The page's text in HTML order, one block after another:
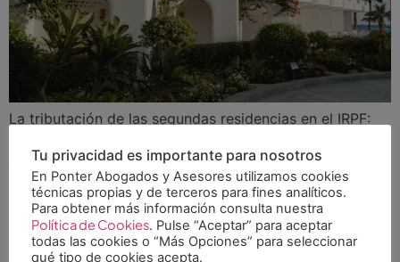
La tributación de las segundas residencias en el IRPF:
jurídico, la posesión de un inmueble genera
obligaciones fiscales para el propietario desde el mismo
momento de su adquisición, independientemente de si
genera ingresos reales o no. Mientras que la vivienda
habitual permanece exenta en el IRPF, el […]
Tu privacidad es importante para nosotros
En Ponter Abogados y Asesores utilizamos cookies
técnicas propias y de terceros para fines analíticos.
Para obtener más información consulta nuestra
Política de Cookies. Pulse “Aceptar” para aceptar
todas las cookies o “Más Opciones” para seleccionar
qué tipo de cookies acepta.